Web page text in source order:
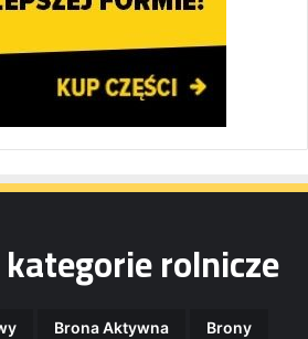
rolnicze
Brona Aktywna Brony